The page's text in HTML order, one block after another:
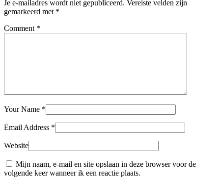
Je e-mailadres wordt niet gepubliceerd. Vereiste velden zijn
gemarkeerd met *
Comment *
Your Name *
Email Address *
Website
Mijn naam, e-mail en site opslaan in deze browser voor de
volgende keer wanneer ik een reactie plaats.